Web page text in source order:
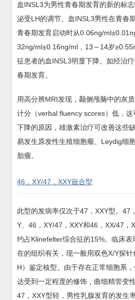
血INSL3为男性青春期发育的新的标
泌受LH的调节。血INSL3男性在青春
青春期发育启动时从0.06ng/
32ng/ml±0.16ng/ml，13～14岁
征患者的血INSL3明显下降。如经治
春期发育。
用高分辨MRI发现，颞侧颅脑中的灰
计分（verbal fluency scores）低，这
下降的原因，雄激素治疗可改善这些
易发生原发性生殖细胞瘤、Leydig细
胎瘤。
46，XY/47，XXY嵌合型
此型的发病率仅次于47，XXY型。47
Y、46，XY/47，XXY和46，XX/47，
约占Klinefelter综合征的15%。临床
在的组织有关，现一般用双色X/Y探
H）鉴定核型。由于存在正常细胞系
达受到一定程度的修饰，曲细精管变
47，XXY型轻，男性乳腺发育的发生